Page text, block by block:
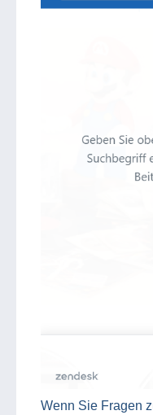
Wenn Sie Fragen